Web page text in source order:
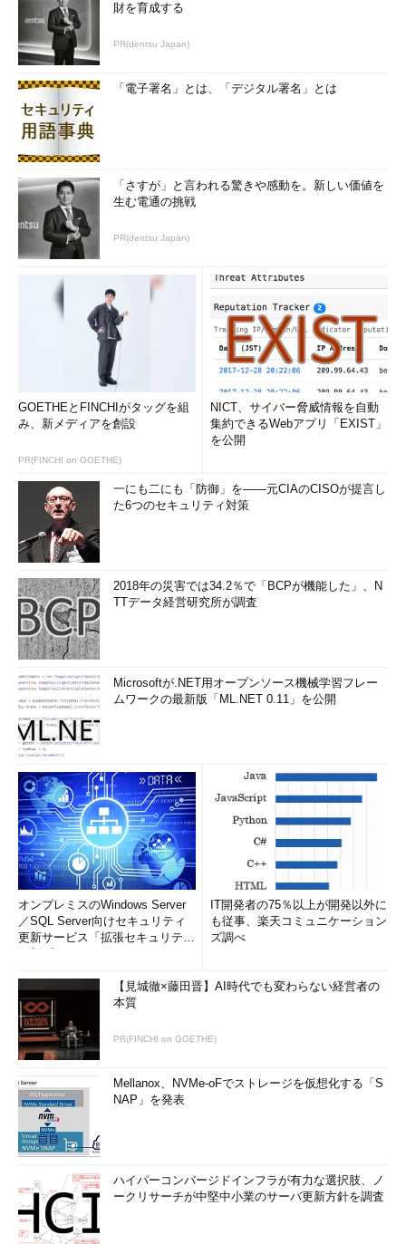
財を育成する
PR(dentsu Japan)
「電子署名」とは、「デジタル署名」とは
「さすが」と言われる驚きや感動を。新しい価値を
生む電通の挑戦
PR(dentsu Japan)
GOETHEとFINCHIがタッグを組
み、新メディアを創設
PR(FINCHI on GOETHE)
NICT、サイバー脅威情報を自動
集約できるWebアプリ「EXIST」
を公開
一にも二にも「防御」を――元CIAのCISOが提言し
た6つのセキュリティ対策
2018年の災害では34.2％で「BCPが機能した」、N
TTデータ経営研究所が調査
Microsoftが.NET用オープンソース機械学習フレー
ムワークの最新版「ML.NET 0.11」を公開
オンプレミスのWindows Server
／SQL Server向けセキュリティ
更新サービス「拡張セキュリティ
IT開発者の75％以上が開発以外に
も従事、楽天コミュニケーション
ズ調べ
【見城徹×藤田晋】AI時代でも変わらない経営者の
本質
PR(FINCHI on GOETHE)
Mellanox、NVMe-oFでストレージを仮想化する「S
NAP」を発表
ハイパーコンバージドインフラが有力な選択肢、ノ
ークリサーチが中堅中小業のサーバ更新方針を調査